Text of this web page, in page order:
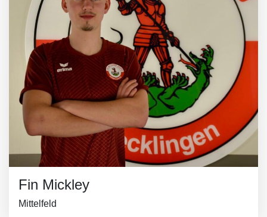
Fin Mickley
Mittelfeld